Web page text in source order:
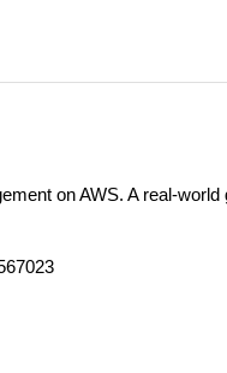
on AWS. A real-